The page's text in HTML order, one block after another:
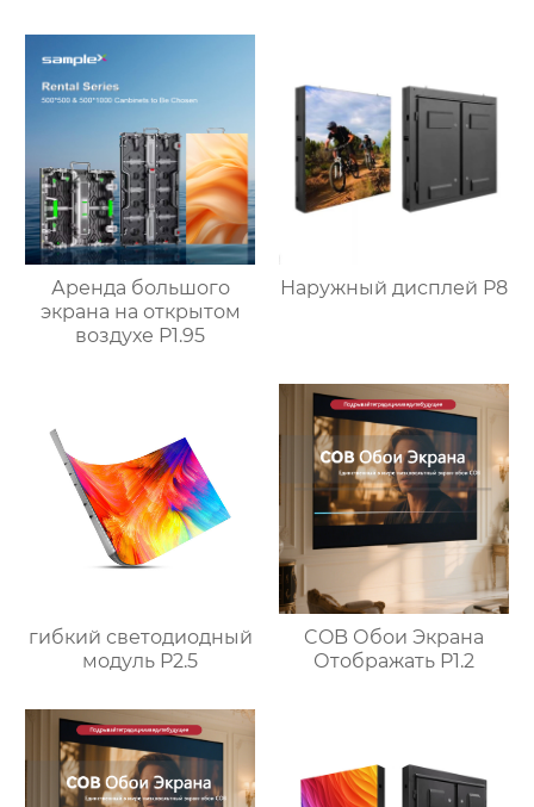
Аренда большого
экрана на открытом
воздухе P1.95
Наружный дисплей P8
гибкий светодиодный
модуль P2.5
COB Обои Экрана
Отображать P1.2